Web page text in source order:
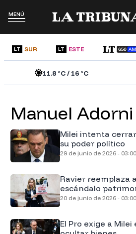
MENÚ
LT SUR LT ESTE
11.8 °C /16 °C
Manuel Adorni
Milei intenta
su poder político
29 de junio de 2026 - 03:00
Ravier reemplaza
escándalo
20 de junio de 2026 - 03:00
El Pro exige a